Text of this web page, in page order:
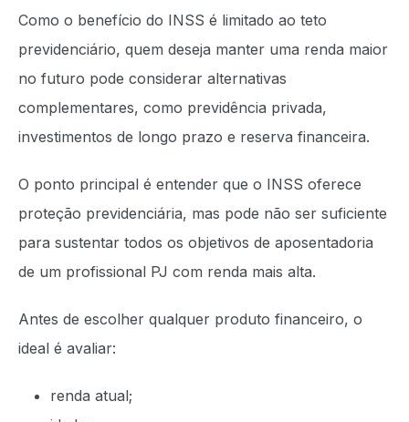
Como o benefício do INSS é limitado ao teto
previdenciário, quem deseja manter uma renda maior
no futuro pode considerar alternativas
complementares, como previdência privada,
investimentos de longo prazo e reserva financeira.
O ponto principal é entender que o INSS oferece
proteção previdenciária, mas pode não ser suficiente
para sustentar todos os objetivos de aposentadoria
de um profissional PJ com renda mais alta.
Antes de escolher qualquer produto financeiro, o
ideal é avaliar:
renda atual;